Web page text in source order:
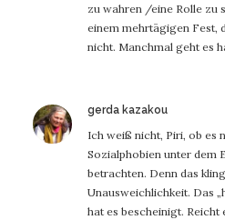
zu wahren /eine Rolle zu
einem mehrtägigen Fest,
nicht. Manchmal geht es
gerda kazakousagt:
Ich weiß nicht, Piri, ob es
Sozialphobien unter dem
betrachten. Denn das
Unausweichlichkeit. Das
hat es bescheinigt. Reicht